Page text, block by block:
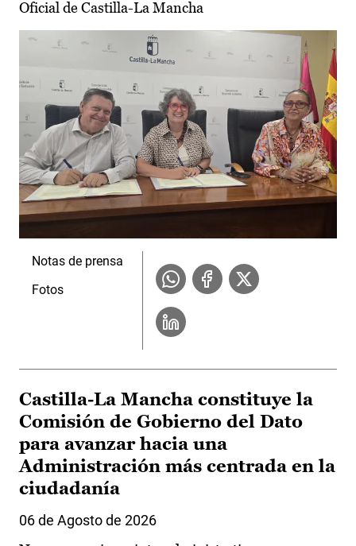
Oficial de Castilla-La Mancha
Notas de prensa
Fotos
Castilla-La Mancha constituye la
Comisión de Gobierno del Dato
para avanzar hacia una
Administración más centrada en la
ciudadanía
06 de Agosto de 2026